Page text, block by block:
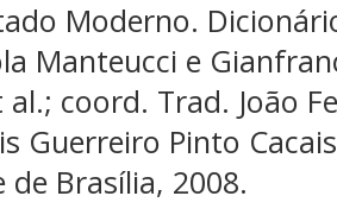
Moderno.
Manteucci e
al.; coord. Trad. João
Guerreiro Pinto
de Brasília, 2008.